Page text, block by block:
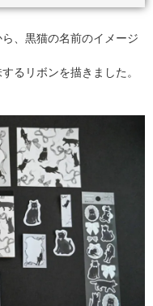
、黒猫の名前のイメージ
るリボンを描きました。